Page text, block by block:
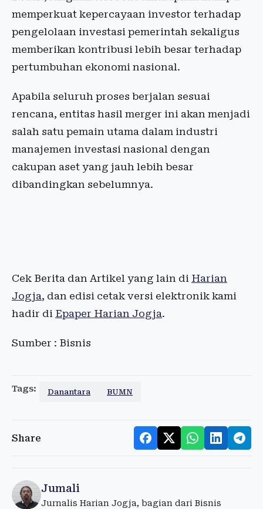
memperkuat kepercayaan investor terhadap
pengelolaan investasi pemerintah sekaligus
memberikan kontribusi lebih besar terhadap
pertumbuhan ekonomi nasional.
Apabila seluruh proses berjalan sesuai
rencana, entitas hasil merger ini akan menjadi
salah satu pemain utama dalam industri
manajemen investasi nasional dengan
cakupan aset yang jauh lebih besar
dibandingkan sebelumnya.
Cek Berita dan Artikel yang lain di Harian
Jogja, dan edisi cetak versi elektronik kami
hadir di Epaper Harian Jogja.
Sumber : Bisnis
Tags: Danantara BUMN
Share
Jumali
Jurnalis Harian Jogja, bagian dari Bisnis